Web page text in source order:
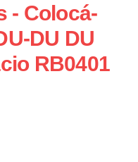
- Colocá-
DU DU
RB0401